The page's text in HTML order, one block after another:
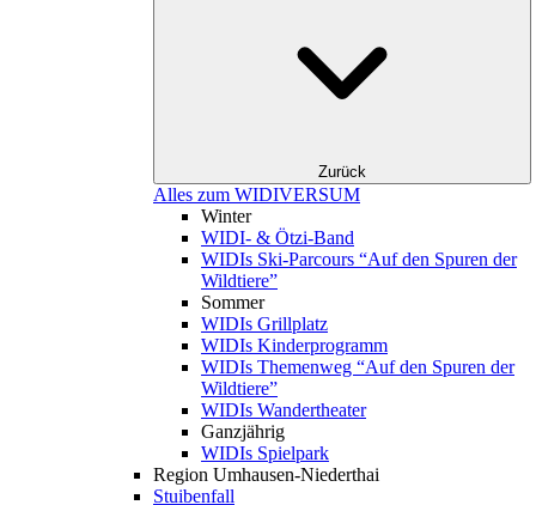
Zurück
Alles zum WIDIVERSUM
Winter
WIDI- & Ötzi-Band
WIDIs Ski-Parcours “Auf den Spuren der
Wildtiere”
Sommer
WIDIs Grillplatz
WIDIs Kinderprogramm
WIDIs Themenweg “Auf den Spuren der
Wildtiere”
WIDIs Wandertheater
Ganzjährig
WIDIs Spielpark
Region Umhausen-Niederthai
Stuibenfall